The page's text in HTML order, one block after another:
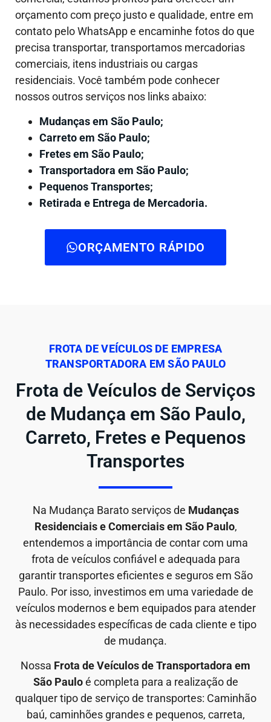
orçamento com preço justo e qualidade, entre em
contato pelo WhatsApp e encaminhe fotos do que
precisa transportar, transportamos mercadorias
comerciais, itens industriais ou cargas
residenciais. Você também pode conhecer
nossos outros serviços nos links abaixo:
Mudanças em São Paulo;
Carreto em São Paulo;
Fretes em São Paulo;
Transportadora em São Paulo;
Pequenos Transportes;
Retirada e Entrega de Mercadoria.
ORÇAMENTO RÁPIDO
FROTA DE VEÍCULOS DE EMPRESA
TRANSPORTADORA EM SÃO PAULO
Frota de Veículos de Serviços
de Mudança em São Paulo,
Carreto, Fretes e Pequenos
Transportes
Na Mudança Barato serviços de Mudanças
Residenciais e Comerciais em São Paulo,
entendemos a importância de contar com uma
frota de veículos confiável e adequada para
garantir transportes eficientes e seguros em São
Paulo. Por isso, investimos em uma variedade de
veículos modernos e bem equipados para atender
às necessidades específicas de cada cliente e tipo
de mudança.
Nossa Frota de Veículos de Transportadora em
São Pauloé completa para a realização de
qualquer tipo de serviço de transportes: Caminhão
baú, caminhões grandes e pequenos, carreta,